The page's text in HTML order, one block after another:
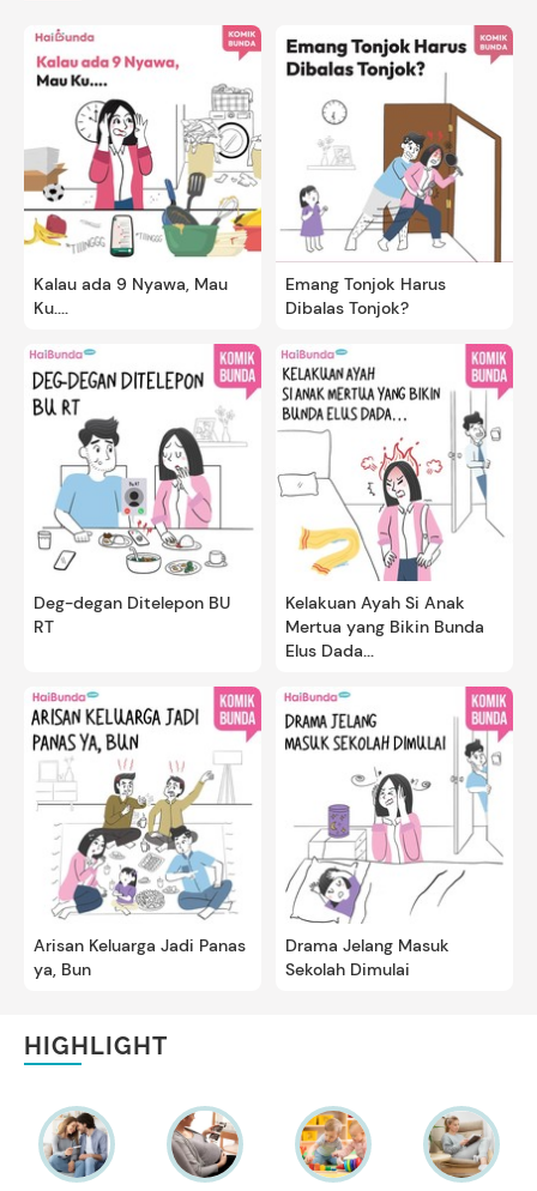
Kalau ada 9 Nyawa, Mau
Ku....
Emang Tonjok Harus
Dibalas Tonjok?
Deg-degan Ditelepon BU
RT
Kelakuan Ayah Si Anak
Mertua yang Bikin Bunda
Elus Dada...
Arisan Keluarga Jadi Panas
ya, Bun
Drama Jelang Masuk
Sekolah Dimulai
HIGHLIGHT